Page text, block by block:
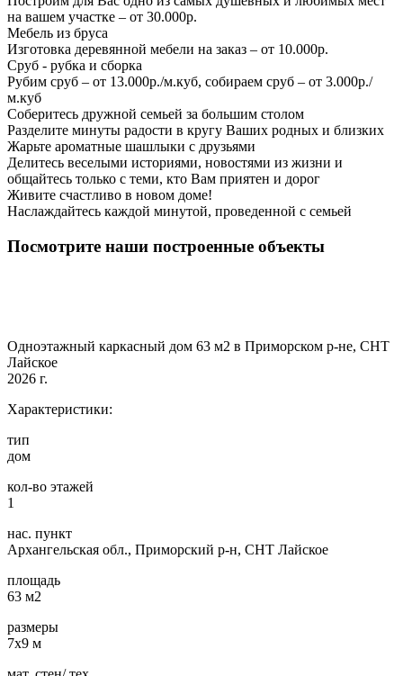
на вашем участке – от 30.000р.
Мебель из бруса
Изготовка деревянной мебели на заказ – от 10.000р.
Сруб - рубка и сборка
Рубим сруб – от 13.000р./м.куб, собираем сруб – от 3.000р./
м.куб
Соберитесь дружной семьей за большим столом
Разделите минуты радости в кругу Ваших родных и близких
Жарьте ароматные шашлыки с друзьями
Делитесь веселыми историями, новостями из жизни и
общайтесь только с теми, кто Вам приятен и дорог
Живите счастливо в новом доме!
Наслаждайтесь каждой минутой, проведенной с семьей
Посмотрите наши построенные объекты
Одноэтажный каркасный дом 63 м2 в Приморском р-не, СНТ
Лайское
2026 г.
Характеристики:
тип
дом
кол-во этажей
1
нас. пункт
Архангельская обл., Приморский р-н, СНТ Лайское
площадь
63 м2
размеры
7х9 м